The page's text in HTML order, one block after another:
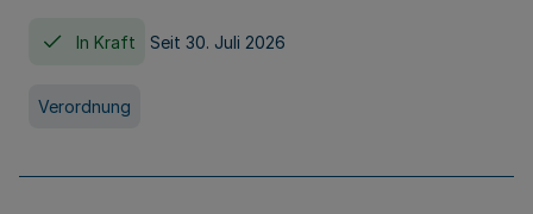
In Kraft Seit 30. Juli 2026
Verordnung